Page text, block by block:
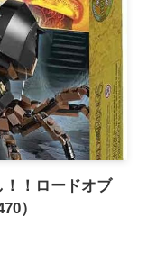
！！ロードオブ
）